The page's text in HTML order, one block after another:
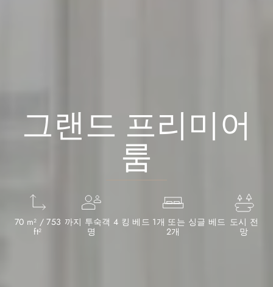
그랜드 프리미어
룸
70 m² / 753
ft²
까지 투숙객 4
명
킹 베드 1개 또는 싱글 베드
2개
도시 전
망